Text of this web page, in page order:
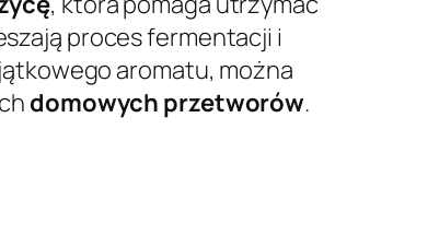
proces fermentacji i
aromatu, można
domowych przetworów.